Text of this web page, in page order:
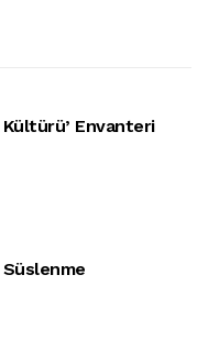
Kültürü’ Envanteri
Süslenme